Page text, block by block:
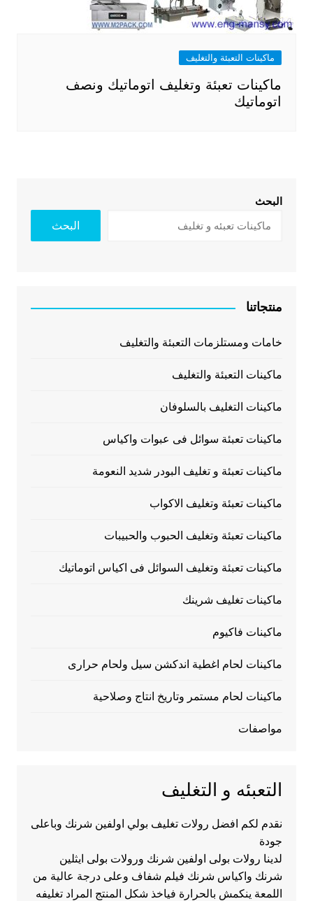
ماكينات التعبئة والتغليف
ماكينات تعبئة وتغليف اتوماتيك ونصف
اتوماتيك
البحث
البحث
منتجاتنا
خامات ومستلزمات التعبئة والتغليف
ماكينات التعبئة والتغليف
ماكينات التغليف بالسلوفان
ماكينات تعبئة سوائل فى عبوات واكياس
ماكينات تعبئة و تغليف البودر شديد النعومة
ماكينات تعبئة وتغليف الاكواب
ماكينات تعبئة وتغليف الحبوب والحبيبات
ماكينات تعبئة وتغليف السوائل فى اكياس اتوماتيك
ماكينات تغليف شرينك
ماكينات فاكيوم
ماكينات لحام اغطية اندكشن سيل ولحام حرارى
ماكينات لحام مستمر وتاريخ انتاج وصلاحية
مواصفات
التعبئه و التغليف
نقدم لكم افضل رولات تغليف بولي اولفين شرنك وباعلى
جودة
لدينا رولات بولى اولفين شرنك ورولات بولى ايثلين
شرنك واكياس شرنك فيلم شفاف وعلى درجة عالية من
اللمعة ينكمش بالحرارة فياخذ شكل المنتج المراد تغليفه